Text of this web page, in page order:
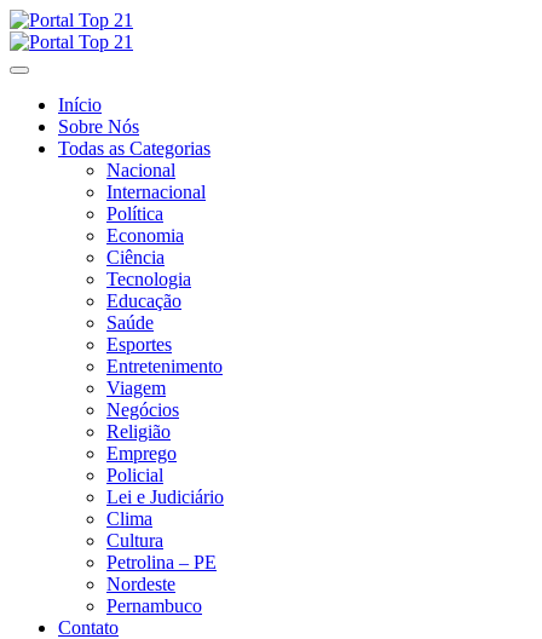
Skip
to
content
Início
Sobre Nós
Todas as Categorias
Nacional
Internacional
Política
Economia
Ciência
Tecnologia
Educação
Saúde
Esportes
Entretenimento
Viagem
Negócios
Religião
Emprego
Policial
Lei e Judiciário
Clima
Cultura
Petrolina – PE
Nordeste
Pernambuco
Contato